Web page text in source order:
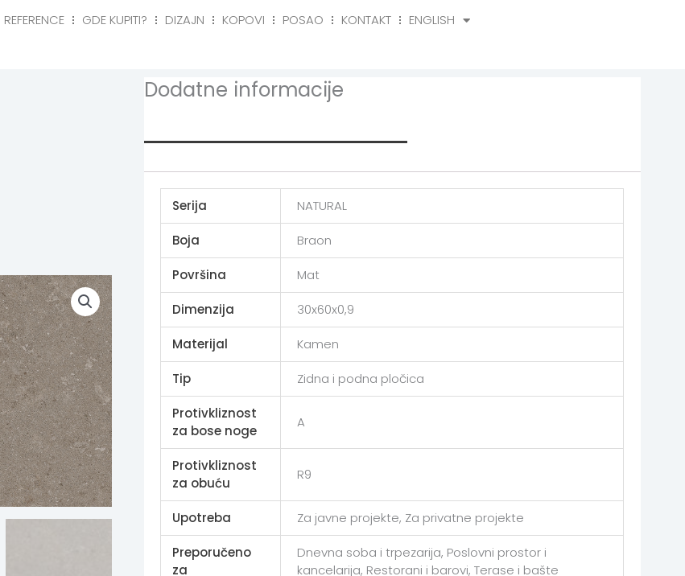
REFERENCE GDE KUPITI? DIZAJN KOPOVI POSAO KONTAKT
ENGLISH
Dodatne informacije
Serija NATURAL
Boja Braon
Površina Mat
Dimenzija 30x60x0,9
Materijal Kamen
Tip Zidna i podna pločica
Protivkliznost
za bose noge
A
Protivkliznost
za obuću
R9
Upotreba Za javne projekte, Za privatne projekte
Preporučeno
za
Dnevna soba i trpezarija, Poslovni prostor i
kancelarija, Restorani i barovi, Terase i bašte